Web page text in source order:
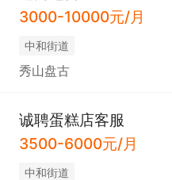
5. 安全与应急处理
况（口角/设备故障）快速
- 提醒：客离时提醒带随
3000-10000元/月
中和街道
秀山盘古
诚聘蛋糕店客服
3500-6000元/月
中和街道